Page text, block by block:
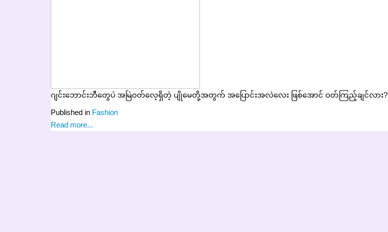
ဂျင်းဘောင်းဘီတွေပဲ အမြဲဝတ်လေ့ရှိတဲ့ ပျိုမေတို့အတွက် အပြောင်းအလဲလေး ဖြစ်အောင် ဝတ်ကြည့်ချင်လား?
Published in Fashion
Read more...